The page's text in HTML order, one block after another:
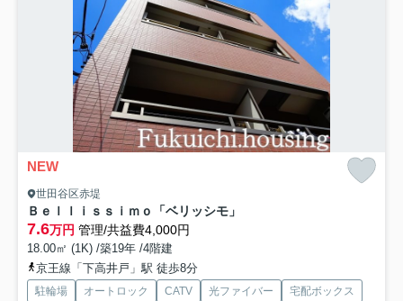
NEW
世田谷区赤堤
Ｂｅｌｌｉｓｓｉｍｏ「ベリッシモ」
7.6万円 管理/共益費4,000円
18.00㎡ (1K) /築19年 /4階建
京王線「下高井戸」駅 徒歩8分
駐輪場 オートロック CATV 光ファイバー
宅配ボックス